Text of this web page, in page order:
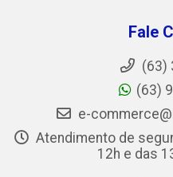
Fale
(63)
(63)
e-
Atendimento de
12h e das